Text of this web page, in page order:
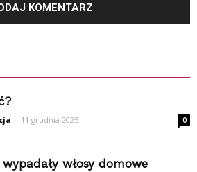
- 11 grudnia 2025 0
włosy domowe